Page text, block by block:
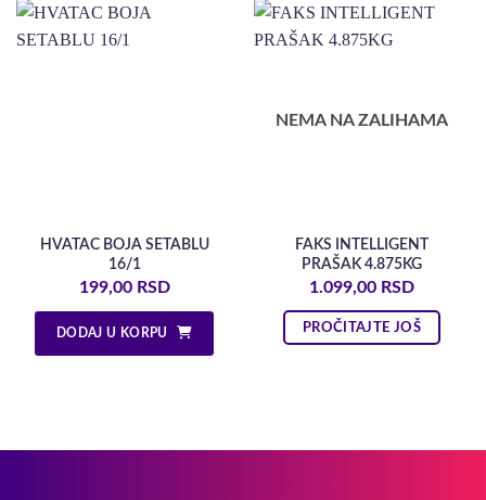
HVATAC BOJA SETABLU
16/1
199,00 RSD
DODAJ U KORPU
NEMA NA ZALIHAMA
FAKS INTELLIGENT
PRAŠAK 4.875KG
1.099,00 RSD
PROČITAJTE JOŠ